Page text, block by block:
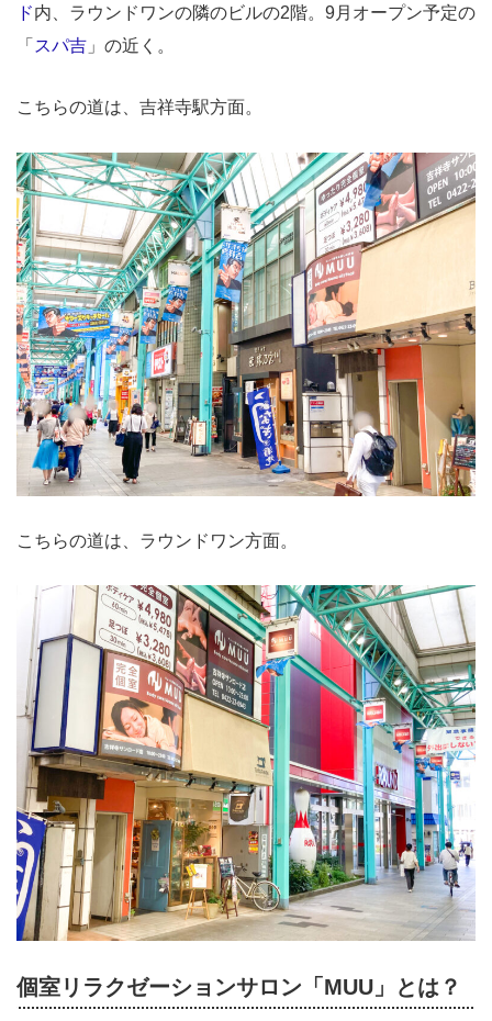
ド内、ラウンドワンの隣のビルの2階。9月オープン予定の
「 スパ吉 」の近く。
こちらの道は、吉祥寺駅方面。
こちらの道は、ラウンドワン方面。
個室リラクゼーションサロン「MUU」とは？